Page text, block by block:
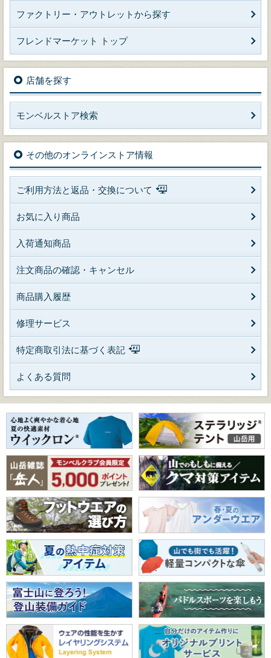
ファクトリー・アウトレットから探す
フレンドマーケット トップ
店舗を探す
モンベルストア検索
その他のオンラインストア情報
ご利用方法と返品・交換について
お気に入り商品
入荷通知商品
注文商品の確認・キャンセル
商品購入履歴
修理サービス
特定商取引法に基づく表記
よくある質問